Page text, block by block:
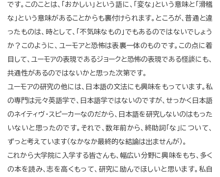
です。このことは、「おかしい」という語に、「変な」という意味と「滑稽
な」という意味があることからも裏付けられます。ところが、普通と違
ったものは、時として、「不気味なもの」でもあるのではないでしょう
か？このように、ユーモアと恐怖は表裏一体のものです。この点に着
目して、ユーモアの表現であるジョークと恐怖の表現である怪談にも、
共通性があるのではないかと思った次第です。
ユーモアの研究の他には、日本語の文法にも興味をもっています。私
の専門は元々英語学で、日本語学ではないのですが、せっかく日本語
のネイティヴ・スピーカーなのだから、日本語を研究しないのはもった
いないと思ったのです。それで、数年前から、終助詞「な」について、
ずっと考えています（なかなか最終的な結論は出ませんが）。
これから大学院に入学する皆さんも、幅広い分野に興味をもち、多く
の本を読み、志を高くもって、研究に励んでほしいと思います。私自